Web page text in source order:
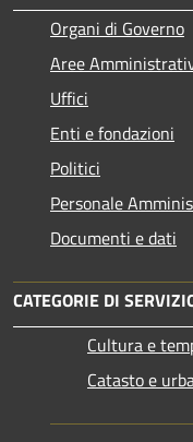
Organi di Governo
Aree
Uffici
Enti e fondazioni
Politici
Personale
Documenti e dati
CATEGORIE DI
Cultura e
Catasto e